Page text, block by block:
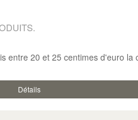
20 et 25 centimes d'euro
Détails